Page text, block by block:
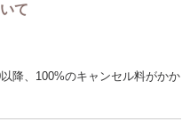
て
降、100%のキャンセル料がかか